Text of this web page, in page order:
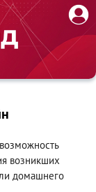
возникших
домашнего